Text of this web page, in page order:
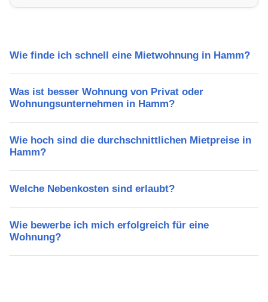
Wie finde ich schnell eine Mietwohnung in Hamm?
Was ist besser Wohnung von Privat oder
Wohnungsunternehmen in Hamm?
Wie hoch sind die durchschnittlichen Mietpreise in
Hamm?
Welche Nebenkosten sind erlaubt?
Wie bewerbe ich mich erfolgreich für eine
Wohnung?